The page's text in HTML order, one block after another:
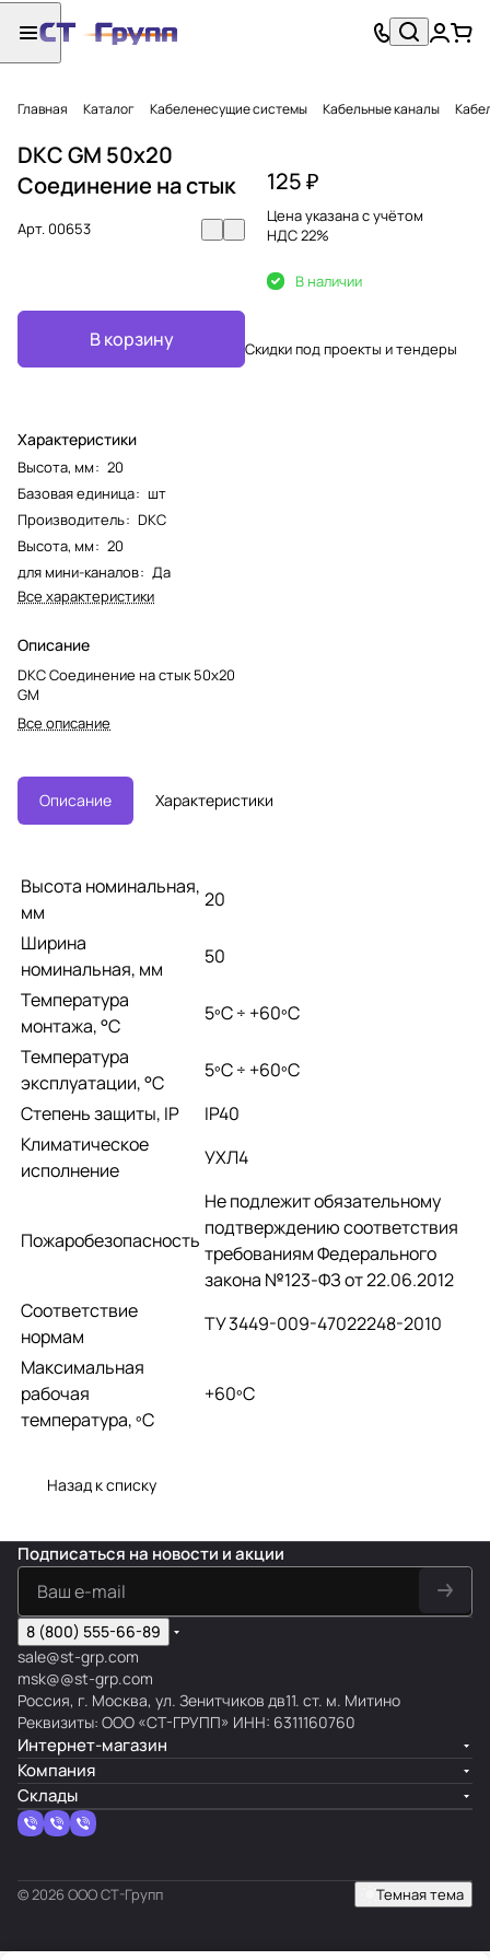
Главная Каталог Кабеленесущие системы Кабельные каналы
DKC GM 50x20
Соединение на стык
Арт.00653
В корзину
Характеристики
Высота, мм: 20
Базовая единица: шт
Производитель: DKC
Высота, мм: 20
для мини-каналов: Да
Все характеристики
Описание
DKC Соединение на стык 50x20
GM
Все описание
125 ₽
Цена указана с учётом
НДС 22%
В наличии
Скидки под проекты и тендеры
Описание Характеристики
Высота номинальная,
мм
20
Ширина
номинальная, мм
50
Температура
монтажа, °С
­5ºС ÷ +60ºС
Температура
эксплуатации, °С
­5ºС ÷ +60ºС
Степень защиты, IP
IP40
Климатическое
исполнение
УХЛ4
Пожаробезопасность
Не подлежит обязательному
подтверждению соответствия
требованиям Федерального
закона №123-ФЗ от 22.06.2012
Соответствие
нормам
ТУ 3449-009-47022248-2010
Максимальная
рабочая
температура, ºС
+60ºС
Назад к списку
Подписаться на новости и акции
8 (800) 555-66-89
sale@st-grp.com
msk@@st-grp.com
Россия, г. Москва, ул. Зенитчиков дв11. ст. м. Митино
Реквизиты: ООО «СТ-ГРУПП» ИНН: 6311160760
Интернет-магазин
Компания
Склады
© 2026 ООО СТ-Групп Темная тема